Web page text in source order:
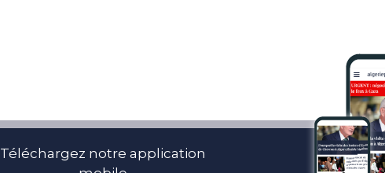
Téléchargez notre application